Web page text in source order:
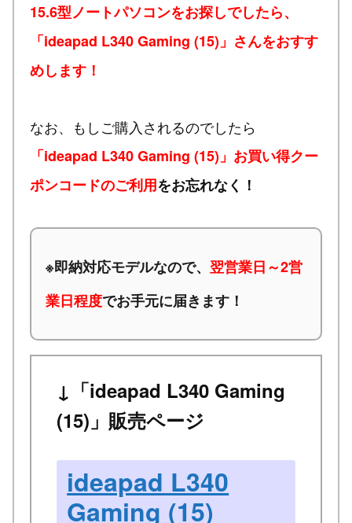
15.6型ノートパソコンをお探しでしたら、
「ideapad L340 Gaming (15)」さんをおすす
めします！
なお、もしご購入されるのでしたら
「ideapad L340 Gaming (15)」お買い得クー
ポンコードのご利用をお忘れなく！
※即納対応モデルなので、 翌営業日～2営
業日程度でお手元に届きます！
↓「ideapad L340 Gaming
(15)」販売ページ
ideapad L340
Gaming (15)